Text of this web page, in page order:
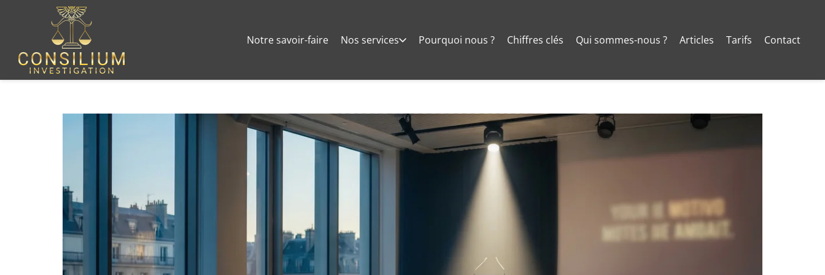
Notre savoir-faire Nos services Pourquoi nous ? Chiffres clés Qui sommes-nous ? Articles Tarifs Contact